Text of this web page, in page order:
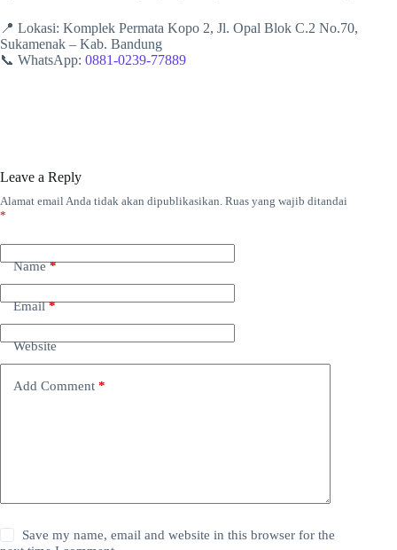
📍 Lokasi: Komplek Permata Kopo 2, Jl. Opal Blok C.2 No.70,
Sukamenak – Kab. Bandung
📞 WhatsApp: 0881-0239-77889
Leave a Reply
Alamat email Anda tidak akan dipublikasikan. Ruas yang wajib ditandai
*
Name*
Email*
Website
Add Comment *
Save my name, email and website in this browser for the